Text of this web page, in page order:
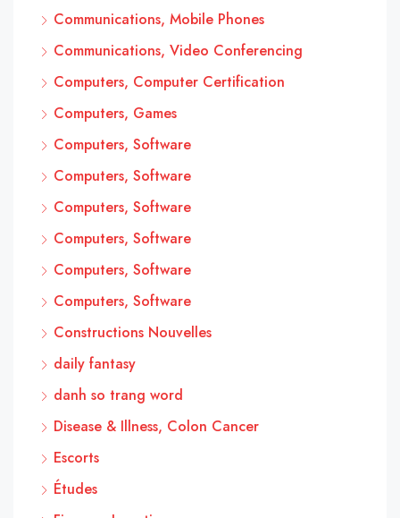
Communications, Mobile Phones
Communications, Video Conferencing
Computers, Computer Certification
Computers, Games
Computers, Software
Computers, Software
Computers, Software
Computers, Software
Computers, Software
Computers, Software
Constructions Nouvelles
daily fantasy
danh so trang word
Disease & Illness, Colon Cancer
Escorts
Études